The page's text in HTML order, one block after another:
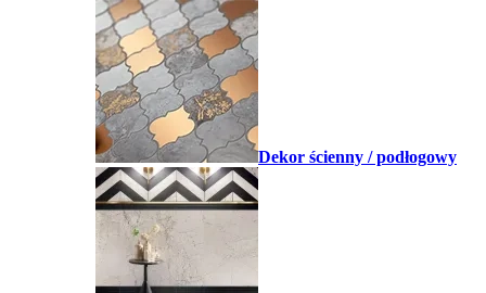
Dekor ścienny / podłogowy